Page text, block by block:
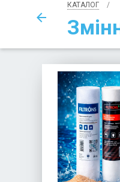
КАТАЛОГ
arrow_back